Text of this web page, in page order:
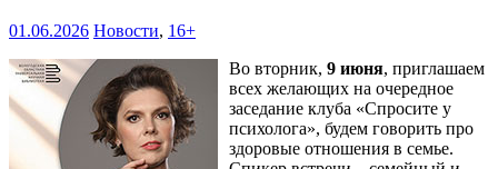
01.06.2026 Новости, 16+
Во вторник, 9 июня, приглашаем
всех желающих на очередное
заседание клуба «Спросите у
психолога», будем говорить про
здоровые отношения в семье.